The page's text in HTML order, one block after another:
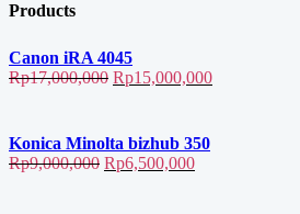
Products
Canon iRA 4045
Rp17,000,000 Harga
Rp17,000,000.
Rp15,000,000Harga
Konica Minolta bizhub 350
Rp9,000,000 Harga
Rp6,500,000Harga